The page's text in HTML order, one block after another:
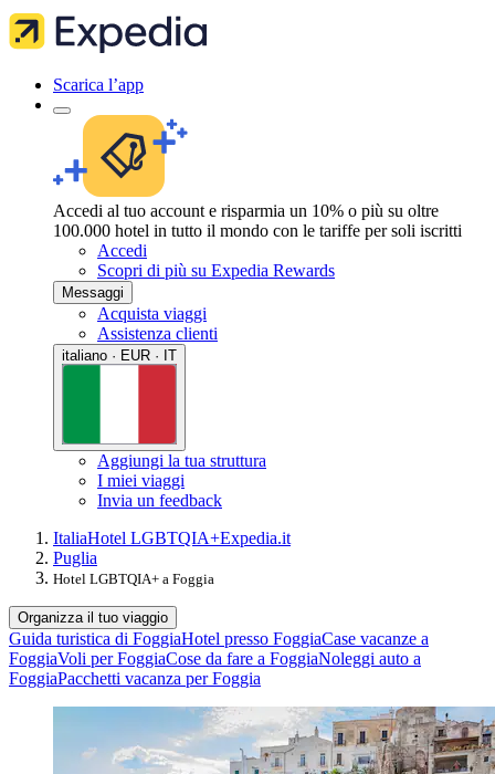
Scarica l’app
Accedi al tuo account e risparmia un 10% o più su oltre
100.000 hotel in tutto il mondo con le tariffe per soli iscritti
Accedi
Scopri di più su Expedia Rewards
Messaggi
Acquista viaggi
Assistenza clienti
italiano · EUR · IT
Aggiungi la tua struttura
I miei viaggi
Invia un feedback
ItaliaHotel LGBTQIA+Expedia.it
Puglia
Hotel LGBTQIA+ a Foggia
Organizza il tuo viaggio
Guida turistica di FoggiaHotel presso FoggiaCase vacanze a
FoggiaVoli per FoggiaCose da fare a FoggiaNoleggi auto a
FoggiaPacchetti vacanza per Foggia